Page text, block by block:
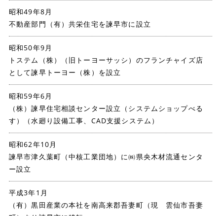
昭和49年8月
不動産部門（有）共栄住宅を諫早市に設立
昭和50年9月
トステム（株）（旧トーヨーサッシ）のフランチャイズ店
として諫早トーヨー（株）を設立
昭和59年6月
（株）諫早住宅相談センター設立（システムショップべる
す）（水廻り設備工事、CAD支援システム）
昭和62年10月
諫早市津久葉町（中核工業団地）に㈱県央木材流通センタ
ー設立
平成3年1月
（有）黒田産業の本社を南高来郡吾妻町（現 雲仙市吾妻